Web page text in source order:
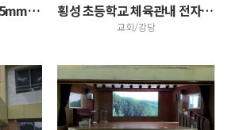
세화여고 시청각실 P1.5mm LED스크린 설치 횡성 초등학교 체육관내 전자현수막 설치
교회/강당